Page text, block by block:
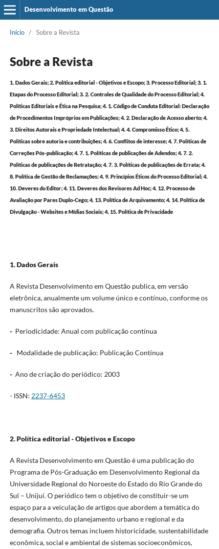
Desenvolvimento em Questão
Início / Sobre a Revista
Sobre a Revista
1. Dados Gerais;2. Política editorial - Objetivos e Escopo;3. Processo Editorial;3. 1.
Etapas do Processo Editorial;3. 2. Controles de Qualidade do Processo Editorial;4.
Políticas Editoriais e Ética na Pesquisa;4. 1. Código de Conduta Editorial: Declaração
de Procedimentos Impróprios em Publicações;4. 2. Declaração de Acesso aberto;4.
3. Direitos Autorais e Propriedade Intelectual;4. 4. Compromisso Ético;4. 5.
Políticas sobre autoria e contribuições;4. 6. Conflitos de interesse;4. 7. Políticas de
Correções Pós-publicação;4. 7. 1. Políticas de publicações de Adendos;4. 7. 2.
Políticas de publicações de Retratação;4. 7. 3. Políticas de publicações de Errata;4.
8. Política de Gestão de Reclamações;4. 9. Princípios Éticos do Processo Editorial;4.
10. Deveres do Editor;4. 11. Deveres dos Revisores Ad Hoc;4. 12. Processo de
Avaliação por Pares Duplo-Cego;4. 13. Política de Arquivamento;4. 14. Política de
Divulgação - Websites e Mídias Sociais;4. 15. Política de Privacidade
1. Dados Gerais
A Revista Desenvolvimento em Questão publica, em versão
eletrônica, anualmente um volume único e contínuo, conforme os
manuscritos são aprovados.
- Periodicidade: Anual com publicação contínua
- Modalidade de publicação: Publicação Contínua
- Ano de criação do periódico: 2003
- ISSN: 2237-6453
2. Política editorial - Objetivos e Escopo
A Revista Desenvolvimento em Questão é uma publicação do
Programa de Pós-Graduação em Desenvolvimento Regional da
Universidade Regional do Noroeste do Estado do Rio Grande do
Sul – Unijuí. O periódico tem o objetivo de constituir-se um
espaço para a veiculação de artigos que abordem a temática do
desenvolvimento, do planejamento urbano e regional e da
demografia. Outros temas incluem historicidade, sustentabilidade
econômica, social e ambiental de sistemas socioeconômicos,